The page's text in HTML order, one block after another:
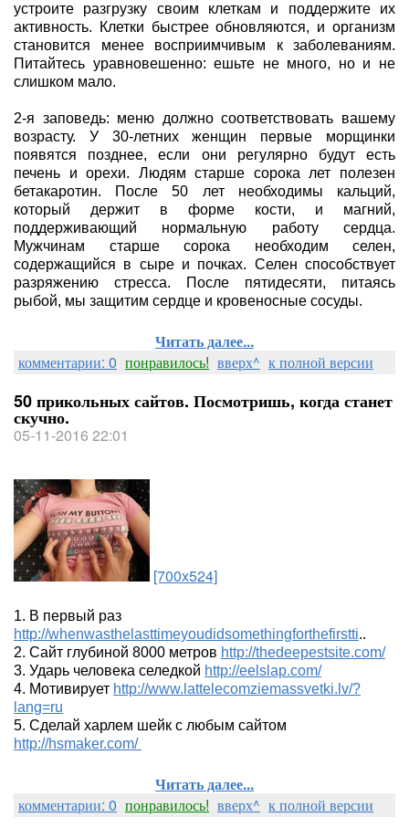
устроите разгрузку своим клеткам и поддержите их
активность. Клетки быстрее обновляются, и организм
становится менее восприимчивым к заболеваниям.
Питайтесь уравновешенно: ешьте не много, но и не
слишком мало.
2-я заповедь: меню должно соответствовать вашему
возрасту. У 30-летних женщин первые морщинки
появятся позднее, если они регулярно будут есть
печень и орехи. Людям старше сорока лет полезен
бетакаротин. После 50 лет необходимы кальций,
который держит в форме кости, и магний,
поддерживающий нормальную работу сердца.
Мужчинам старше сорока необходим селен,
содержащийся в сыре и почках. Селен способствует
разряжению стресса. После пятидесяти, питаясь
рыбой, мы защитим сердце и кровеносные сосуды.
Читать далее...
комментарии: 0 понравилось! вверх^ к полной версии
50 прикольных сайтов. Посмотришь, когда станет
скучно.
05-11-2016 22:01
[700x524]
1. В первый раз
http://whenwasthelasttimeyoudidsomethingforthefirstti..
2. Сайт глубиной 8000 метров http://thedeepestsite.com/
3. Ударь человека селедкой http://eelslap.com/
4. Мотивирует http://www.lattelecomziemassvetki.lv/?
lang=ru
5. Сделай харлем шейк с любым сайтом
http://hsmaker.com/
Читать далее...
комментарии: 0 понравилось! вверх^ к полной версии